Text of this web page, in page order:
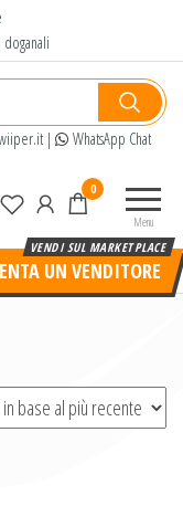
doganali
| WhatsApp Chat
Menu
0
UN VENDITORE